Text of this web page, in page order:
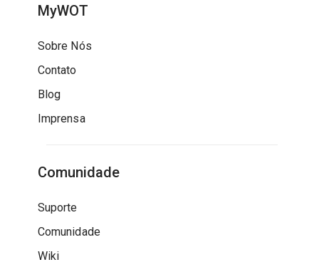
MyWOT
Sobre Nós
Contato
Blog
Imprensa
Comunidade
Suporte
Comunidade
Wiki